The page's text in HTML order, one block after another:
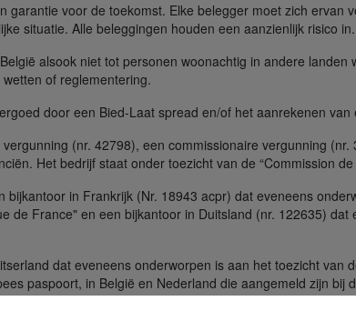
voor de toekomst. Elke belegger moet zich ervan
situatie. Alle beleggingen houden een aanzienlijk risico
alsook niet tot personen woonachtig in andere
of reglementering.
door een Bied-Laat spread en/of het aanrekenen
(nr. 42798), een commissionaire vergunning
Het bedrijf staat onder toezicht van de “Commission
in Frankrijk (Nr. 18943 acpr) dat eveneens
de France" en een bijkantoor in Duitsland (nr. 122635)
dat eveneens onderworpen is aan het toezicht van
paspoort, in België en Nederland die aangemeld zijn bij